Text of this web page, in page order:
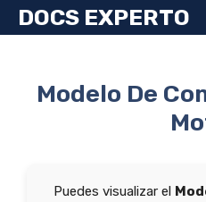
SaltarDOCS EXPERTO
Modelo De
Puedes visualizar el